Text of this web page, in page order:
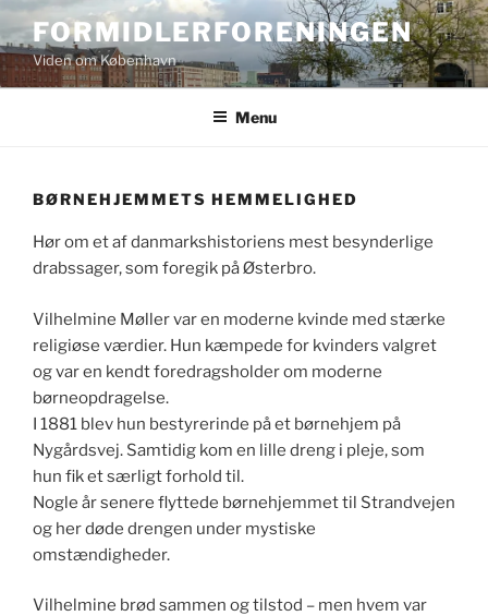
Skip
to
content
FORMIDLERFORENINGEN
Viden om København
Menu
BØRNEHJEMMETS HEMMELIGHED
Hør om et af danmarkshistoriens mest besynderlige
drabssager, som foregik på Østerbro.
Vilhelmine Møller var en moderne kvinde med stærke
religiøse værdier. Hun kæmpede for kvinders valgret
og var en kendt foredragsholder om moderne
børneopdragelse.
I 1881 blev hun bestyrerinde på et børnehjem på
Nygårdsvej. Samtidig kom en lille dreng i pleje, som
hun fik et særligt forhold til.
Nogle år senere flyttede børnehjemmet til Strandvejen
og her døde drengen under mystiske
omstændigheder.
Vilhelmine brød sammen og tilstod – men hvem var